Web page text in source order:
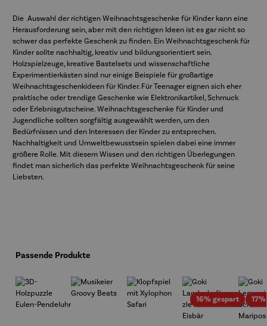
Die Auswahl der richtigen Weihnachtsgeschenke für Kinder kann eine
Herausforderung sein, aber mit den richtigen Ideen ist es gar nicht so
schwer das perfekte Geschenk zu finden. Ein Weihnachtsgeschenk für
Kinder sollte nachhaltig, kreativ und bildungsorientiert sein.
Holzspielzeuge, kreative Bastelsets und wissenschaftliche
Experimentierkästen sind nur einige Beispiele für großartige
Weihnachtsgeschenkideen für Kinder. Für Teenager eignen sich eher
praktische oder trendige Geschenke wie Elektronikartikel, Schmuck
oder Erlebnisgutscheine. Weihnachtsgeschenke für Kinder und
Jugendliche sollten sorgfältig ausgewählt werden, um den
Bedürfnissen und den Interessen der Kinder zu entsprechen.
Nachhaltigkeit und Umweltbewusstsein spielen dabei eine immer
größere Rolle. Mit diesem Wissen und den richtigen Überlegungen
findet man sicherlich das perfekte Weihnachtsgeschenk für seine
Liebsten.
Produktgalerie überspringen
Passende Produkte
16% gespartRabatt